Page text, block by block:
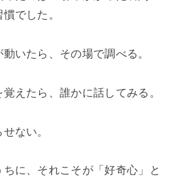
でした。
いたら、その場で調べる。
えたら、誰かに話してみる。
ない。
に、それこそが「好奇心」と